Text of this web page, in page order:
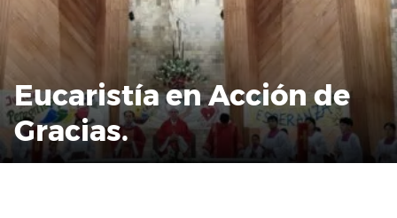
Eucaristía en Acción de
Gracias.